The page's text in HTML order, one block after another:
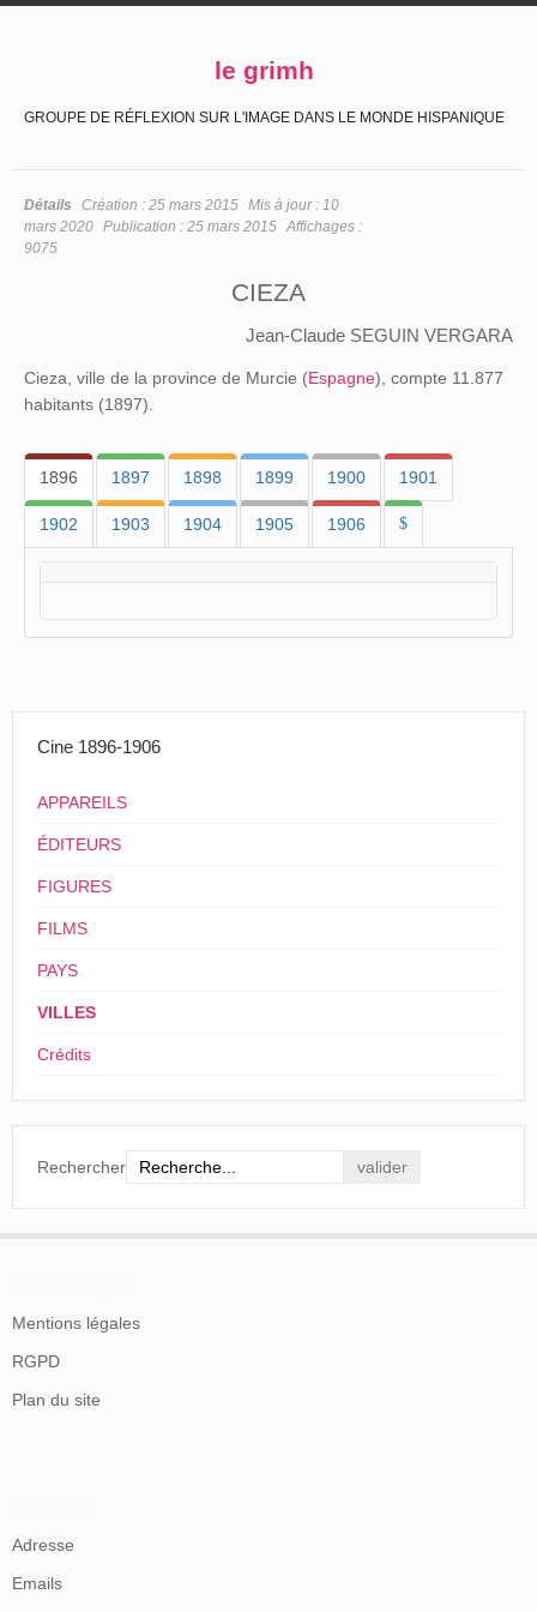
le grimh
GROUPE DE RÉFLEXION SUR L'IMAGE DANS LE MONDE HISPANIQUE
Détails Création : 25 mars 2015 Mis à jour : 10
mars 2020 Publication : 25 mars 2015 Affichages :
9075
CIEZA
Jean-Claude SEGUIN VERGARA
Cieza, ville de la province de Murcie (Espagne), compte 11.877
habitants (1897).
1896 1897 1898 1899 1900 1901
1902 1903 1904 1905 1906 $
Cine 1896-1906
APPAREILS
ÉDITEURS
FIGURES
FILMS
PAYS
VILLES
Crédits
Rechercher
Mentions légales
RGPD
Plan du site
Adresse
Emails